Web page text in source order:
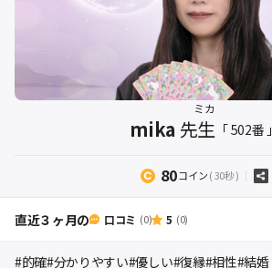
ミカ
mika 先生 「 502番 」
80コイン( 30秒 )
直近３ヶ月の 口コミ (0) 5 (0)
#的確#分かりやすい#優しい#復縁#相性#結婚